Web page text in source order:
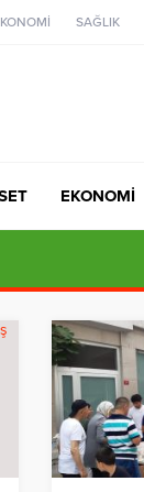
SAĞLIK
EKONOMİ